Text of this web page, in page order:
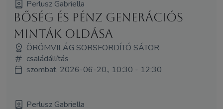
Perlusz Gabriella
Bőség és pénz Generációs
minták oldása
ÖRÖMVILÁG SORSFORDÍTÓ SÁTOR
családállítás
szombat, 2026-06-20., 10:30 - 12:30
Perlusz Gabriella